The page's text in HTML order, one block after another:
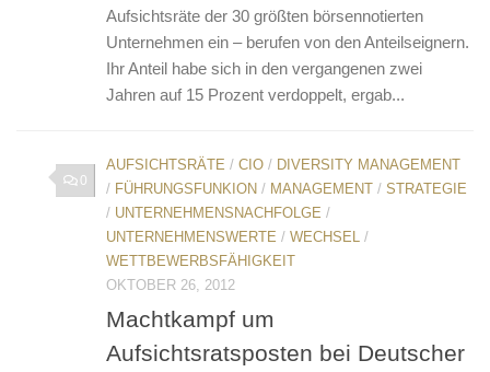
Aufsichtsräte der 30 größten börsennotierten
Unternehmen ein – berufen von den Anteilseignern.
Ihr Anteil habe sich in den vergangenen zwei
Jahren auf 15 Prozent verdoppelt, ergab...
0
AUFSICHTSRÄTE / CIO / DIVERSITY MANAGEMENT
/ FÜHRUNGSFUNKION / MANAGEMENT / STRATEGIE
/ UNTERNEHMENSNACHFOLGE /
UNTERNEHMENSWERTE / WECHSEL
/
WETTBEWERBSFÄHIGKEIT
OKTOBER 26, 2012
Machtkampf um
Aufsichtsratsposten bei Deutscher